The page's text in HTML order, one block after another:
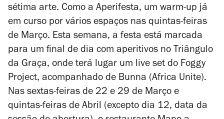
sétima arte. Como a Aperifesta, um warm-up já
em curso por vários espaços nas quintas-feiras
de Março. Esta semana, a festa está marcada
para um final de dia com aperitivos no Triângulo
da Graça, onde terá lugar um live set do Foggy
Project, acompanhado de Bunna (Africa Unite).
Nas sextas-feiras de 22 e 29 de Março e
quintas-feiras de Abril (excepto dia 12, data da